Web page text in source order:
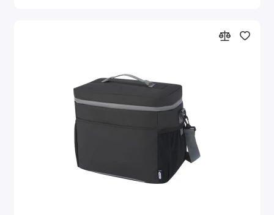
Чехлы для одежды
Чехлы для планшетов
Чехлы для пропуска
Чехлы для смартфонов
Чехлы и футляры планшетов